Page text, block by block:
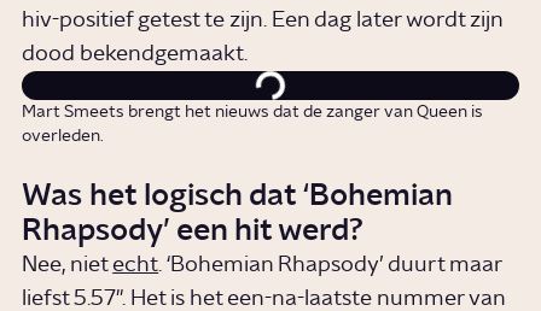
hiv-positief getest te zijn. Een dag later wordt zijn
dood bekendgemaakt.
Mart Smeets brengt het nieuws dat de zanger van Queen is
overleden.
Was het logisch dat ‘Bohemian
Rhapsody’ een hit werd?
Nee, niet echt. ‘Bohemian Rhapsody’ duurt maar
liefst 5.57". Het is het een-na-laatste nummer van